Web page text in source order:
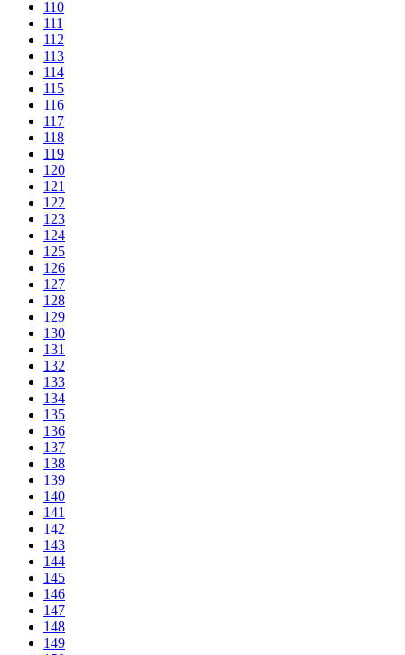
110
111
112
113
114
115
116
117
118
119
120
121
122
123
124
125
126
127
128
129
130
131
132
133
134
135
136
137
138
139
140
141
142
143
144
145
146
147
148
149